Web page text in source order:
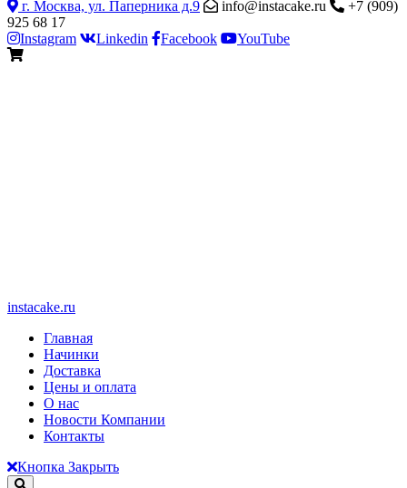
г. Москва, ул. Паперника д.9
info@instacake.ru
+7 (909)
925 68 17
Instagram
Linkedin Facebook YouTube
instacake.ru
Главная
Начинки
Доставка
Цены и оплата
О нас
Новости Компании
Контакты
Кнопка Закрыть